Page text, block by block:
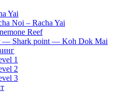
Yai
Noi – Racha Yai
Reef
— Shark point — Koh Dok Mai
1
2
3